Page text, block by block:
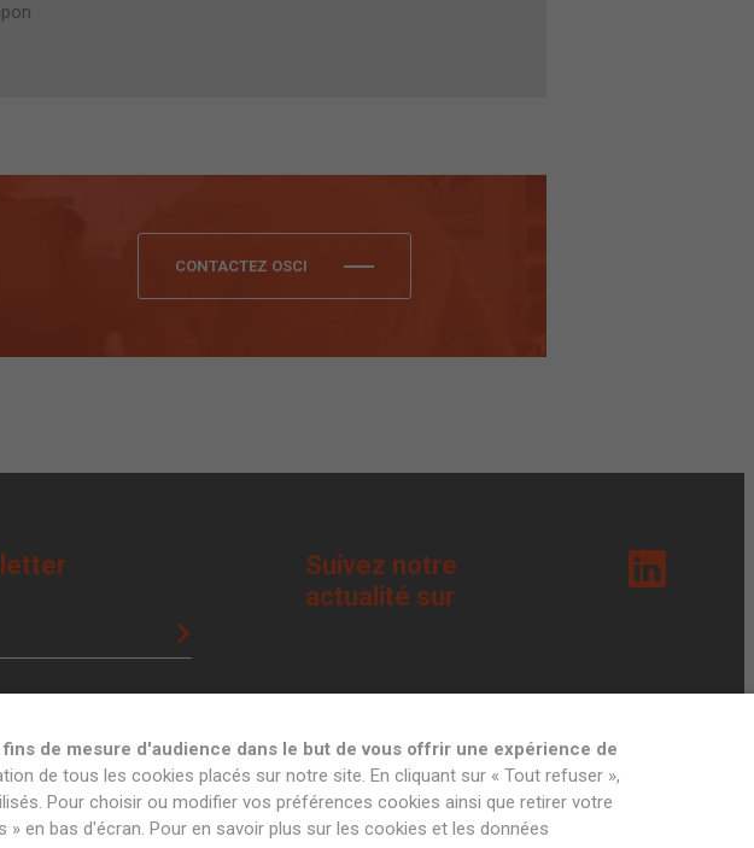
CONTACTEZ OSCI
Suivez notre
actualité sur
de mesure d'audience dans le but de vous offrir une expérience de
de tous les cookies placés sur notre site. En cliquant sur « Tout refuser »,
Pour choisir ou modifier vos préférences cookies ainsi que retirer votre
en bas d'écran. Pour en savoir plus sur les cookies et les données